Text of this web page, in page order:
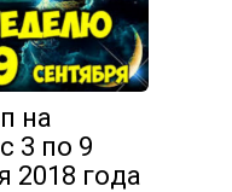
нa
3 пo 9
2018 гoдa